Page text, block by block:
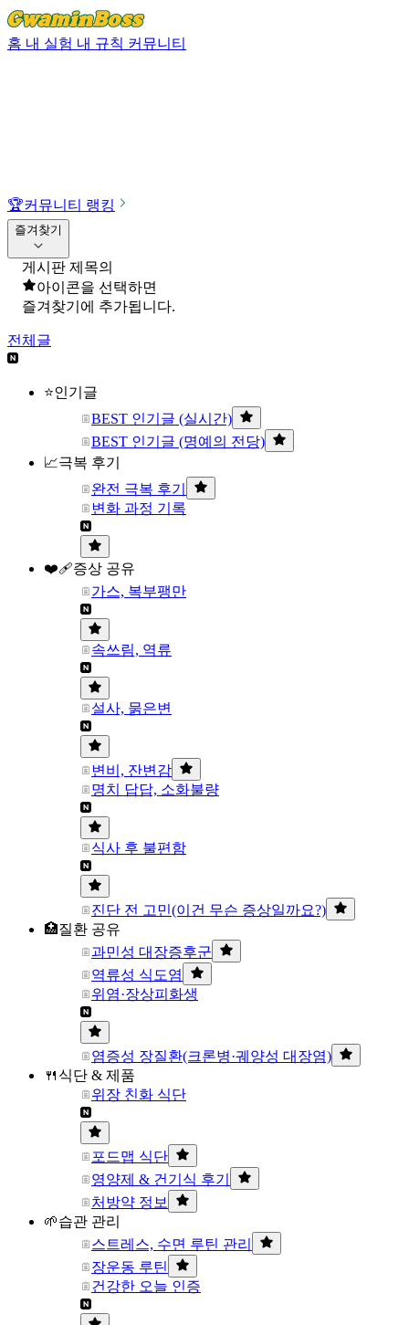
홈 내 실험 내 규칙 커뮤니티
🏆커뮤니티 랭킹
즐겨찾기
게시판 제목의
아이콘을 선택하면
즐겨찾기에 추가됩니다.
전체글
⭐인기글
BEST 인기글 (실시간)
BEST 인기글 (명예의 전당)
📈극복 후기
완전 극복 후기
변화 과정 기록
❤️‍🩹증상 공유
가스, 복부팽만
속쓰림, 역류
설사, 묽은변
변비, 잔변감
명치 답답, 소화불량
식사 후 불편함
진단 전 고민(이건 무슨 증상일까요?)
🏥질환 공유
과민성 대장증후군
역류성 식도염
위염·장상피화생
염증성 장질환(크론병·궤양성 대장염)
🍴식단 & 제품
위장 친화 식단
포드맵 식단
영양제 & 건기식 후기
처방약 정보
🌱습관 관리
스트레스, 수면 루틴 관리
장운동 루틴
건강한 오늘 인증